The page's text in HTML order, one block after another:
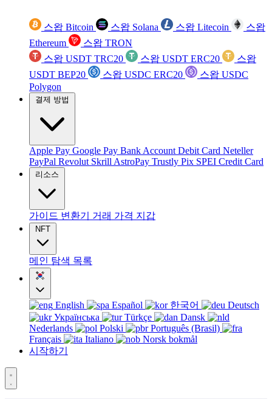
스왑 Bitcoin 스왑 Solana 스왑 Litecoin
스왑
Ethereum
스왑 TRON
스왑 USDT TRC20
스왑 USDT ERC20
스왑
USDT BEP20
스왑 USDC ERC20
스왑 USDC
Polygon
결제 방법
Apple Pay Google Pay Bank Account Debit Card Neteller
PayPal Revolut Skrill AstroPay Trustly Pix SPEI Credit Card
리소스
가이드 변환기 거래 가격 지갑
NFT
메인 탐색 목록
English Español 한국어
Deutsch
Українська
Türkçe
Dansk
Nederlands
Polski
Português (Brasil)
Français
Italiano
Norsk bokmål
시작하기